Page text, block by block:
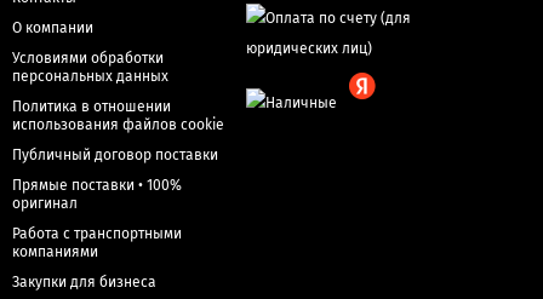
О компании
Условиями обработки
персональных данных
Политика в отношении
использования файлов cookie
Публичный договор поставки
Прямые поставки • 100%
оригинал
Работа с транспортными
компаниями
Закупки для бизнеса